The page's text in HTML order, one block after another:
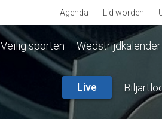
Agenda Lid worden
Veilig sporten Wedstrijdkalender
Live